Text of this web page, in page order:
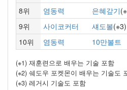
8위
염동력 은혜갚기
9위
사이코커터 섀도볼(※3)
10위
염동력 10만볼트
(※1) 재훈련으로 배우는 기술 포함
(※2) 쉐도우 포켓몬이 배우는 기술도
(※3) 레거시 기술도 포함